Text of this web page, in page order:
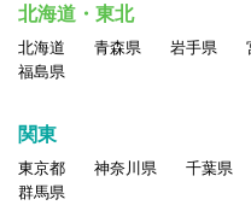
権、その他の権利を侵害する
・他のユーザに対する中傷
もしくは精神的損害または不
・ポルノ、ヌード画像、そ
言葉、その他の表現の掲載
・情報を改ざん・消去する
北海道・東北
北海道 青森県 岩手県
福島県
関東
東京都 神奈川県 千葉県
群馬県